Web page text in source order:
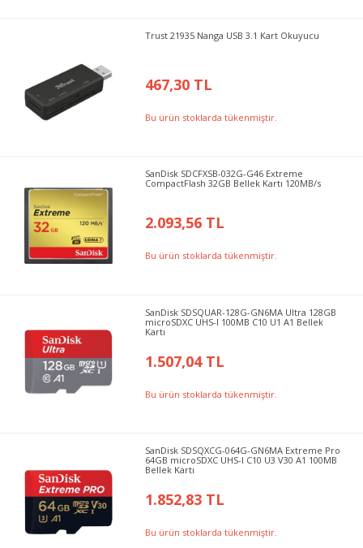
Trust 21935 Nanga USB 3.1 Kart Okuyucu
467,30 TL
Bu ürün stoklarda tükenmiştir.
SanDisk SDCFXSB-032G-G46 Extreme
CompactFlash 32GB Bellek Kartı 120MB/s
2.093,56 TL
Bu ürün stoklarda tükenmiştir.
SanDisk SDSQUAR-128G-GN6MA Ultra 128GB
microSDXC UHS-I 100MB C10 U1 A1 Bellek
Kartı
1.507,04 TL
Bu ürün stoklarda tükenmiştir.
SanDisk SDSQXCG-064G-GN6MA Extreme Pro
64GB microSDXC UHS-I C10 U3 V30 A1 100MB
Bellek Kartı
1.852,83 TL
Bu ürün stoklarda tükenmiştir.